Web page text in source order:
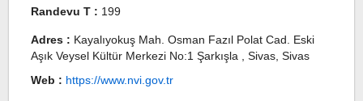
Randevu T : 199
Adres : Kayalıyokuş Mah. Osman Fazıl Polat Cad. Eski
Aşık Veysel Kültür Merkezi No:1 Şarkışla , Sivas, Sivas
Web : https://www.nvi.gov.tr